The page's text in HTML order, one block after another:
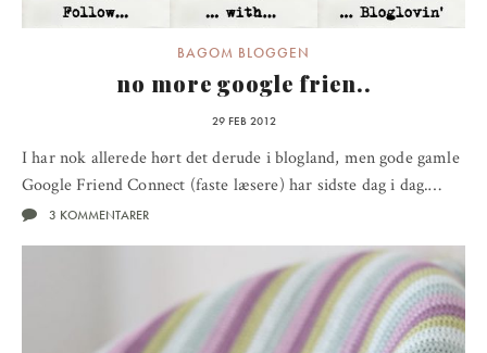
BAGOM BLOGGEN
no more google frien..
29 FEB 2012
I har nok allerede hørt det derude i blogland, men gode gamle
Google Friend Connect (faste læsere) har sidste dag i dag.…
3 KOMMENTARER